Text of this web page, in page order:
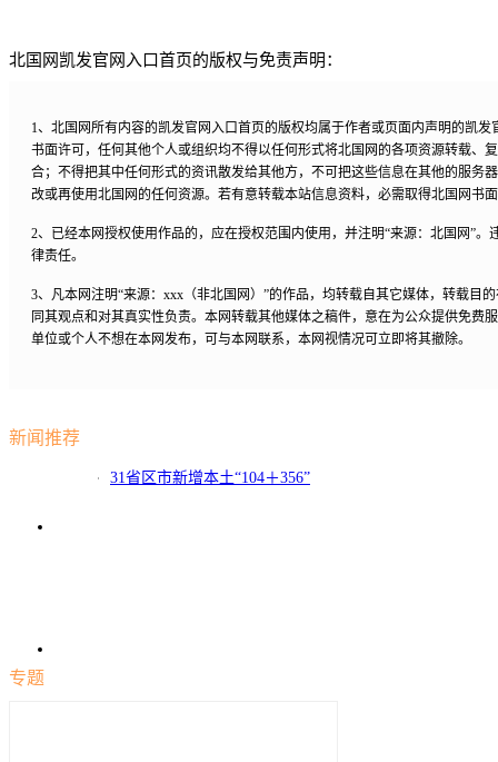
北国网凯发官网入口首页的版权与免责声明：
1、北国网所有内容的凯发官网入口首页的版权均属于作者或页面内声明的凯
书面许可，任何其他个人或组织均不得以任何形式将北国网的各项资源转载、
合；不得把其中任何形式的资讯散发给其他方，不可把这些信息在其他的服务
改或再使用北国网的任何资源。若有意转载本站信息资料，必需取得北国网书
2、已经本网授权使用作品的，应在授权范围内使用，并注明“来源：北国网”
律责任。
3、凡本网注明“来源：xxx（非北国网）”的作品，均转载自其它媒体，转载目
同其观点和对其真实性负责。本网转载其他媒体之稿件，意在为公众提供免费
单位或个人不想在本网发布，可与本网联系，本网视情况可立即将其撤除。
新闻推荐
31省区市新增本土“104＋356”
专题